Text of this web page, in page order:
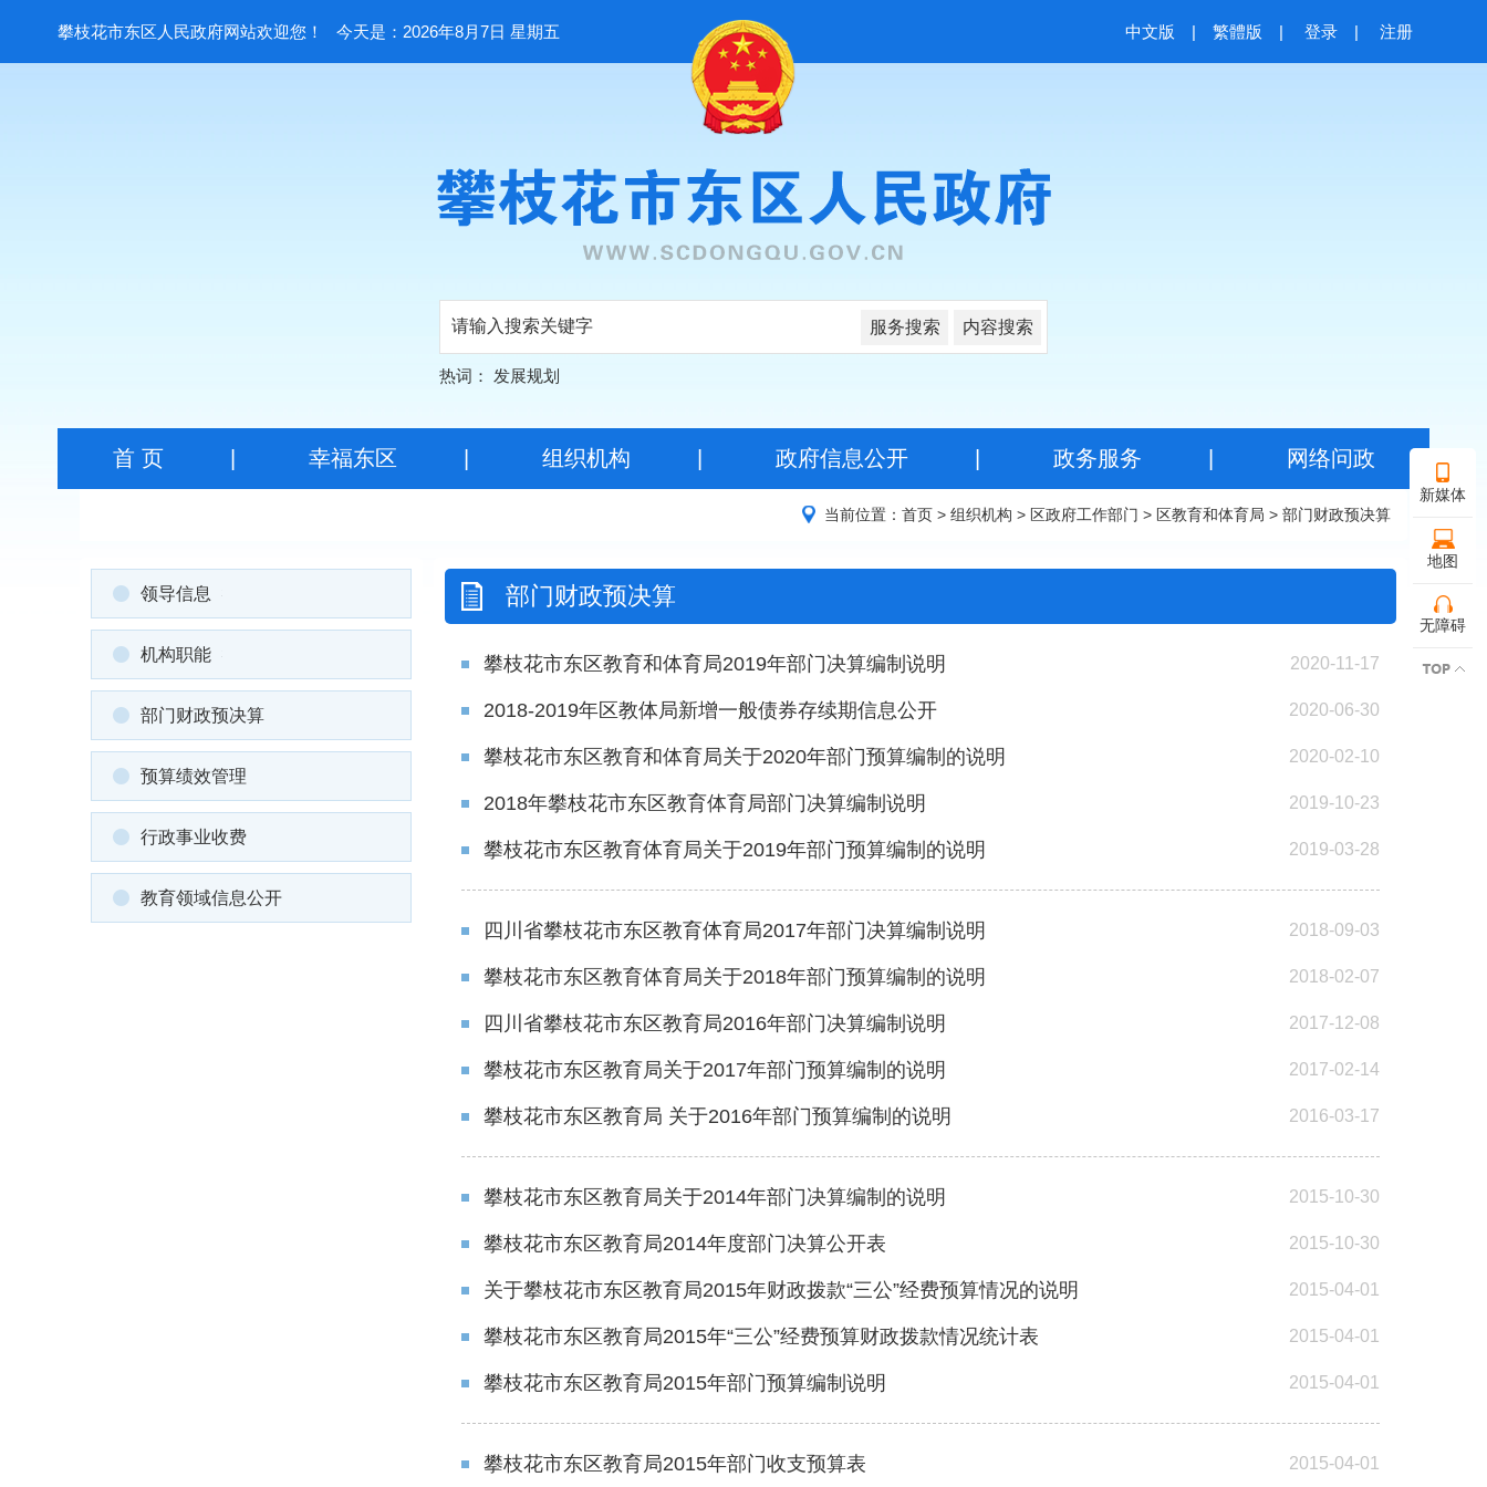
攀枝花市东区人民政府网站欢迎您！ 今天是：2026年8月7日 星期五 中文版 | 繁體版 | 登录 | 注册
服务搜索 内容搜索
热词： 发展规划
新媒体
地图
无障碍
首 页| 幸福东区 组织机构 政府信息公开| 政务服务 网络问政
当前位置： 首页 > 组织机构 > 区政府工作部门 > 区教育和体育局 > 部门财政预决算
领导信息
机构职能
部门财政预决算
预算绩效管理
行政事业收费
教育领域信息公开
部门财政预决算
2020-11-17
攀枝花市东区教育和体育局2019年部门决算编制说明
2020-06-30
2018-2019年区教体局新增一般债券存续期信息公开
2020-02-10
攀枝花市东区教育和体育局关于2020年部门预算编制的说明
2019-10-23
2018年攀枝花市东区教育体育局部门决算编制说明
2019-03-28
攀枝花市东区教育体育局关于2019年部门预算编制的说明
2018-09-03
四川省攀枝花市东区教育体育局2017年部门决算编制说明
2018-02-07
攀枝花市东区教育体育局关于2018年部门预算编制的说明
2017-12-08
四川省攀枝花市东区教育局2016年部门决算编制说明
2017-02-14
攀枝花市东区教育局关于2017年部门预算编制的说明
2016-03-17
攀枝花市东区教育局 关于2016年部门预算编制的说明
2015-10-30
攀枝花市东区教育局关于2014年部门决算编制的说明
2015-10-30
攀枝花市东区教育局2014年度部门决算公开表
2015-04-01
关于攀枝花市东区教育局2015年财政拨款“三公”经费预算情况的说明
2015-04-01
攀枝花市东区教育局2015年“三公”经费预算财政拨款情况统计表
2015-04-01
攀枝花市东区教育局2015年部门预算编制说明
2015-04-01
攀枝花市东区教育局2015年部门收支预算表